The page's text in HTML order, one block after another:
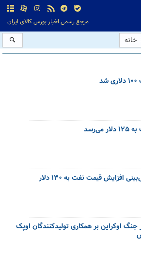
مرجع رسمی اخبار بورس کالای ایران
خانه
می‌رسد
افزایش قیمت نفت به ۱۳۰ دلار
جنگ اوکراین بر همکاری تولیدکنندگان اوپک